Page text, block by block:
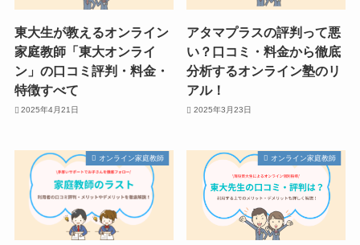
東大生が教えるオンライン
家庭教師「東大オンライ
ン」の口コミ評判・料金・
特徴すべて
2025年4月21日
アタマプラスの評判って悪
い？口コミ・料金から徹底
分析するオンライン塾のリ
アル！
2025年3月23日
オンライン家庭教師 オンライン家庭教師